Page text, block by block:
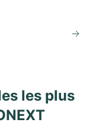
les plus